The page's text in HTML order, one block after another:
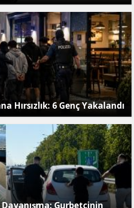
Hırsızlık: 6 Genç Yakalandı
Gurbetçinin